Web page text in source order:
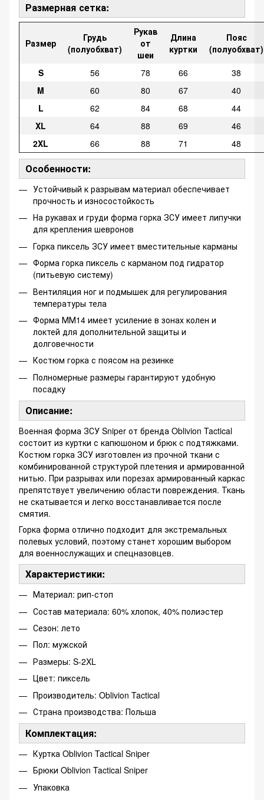
Размерная сетка:
Размер
Грудь
(полуобхват)
Рукав
от
шеи
Длина
куртки
Пояс
(полуобхват)
S
56 78 66
38
M
60 80 67
40
L
62 84 68
44
XL
64 88 69
46
2XL
66 88 71 48
Особенности:
Устойчивый к разрывам материал обеспечивает
прочность и износостойкость
На рукавах и груди форма горка ЗСУ имеет липучки
для крепления шевронов
Горка пиксель ЗСУ имеет вместительные карманы
Форма горка пиксель с карманом под гидратор
(питьевую систему)
Вентиляция ног и подмышек для регулирования
температуры тела
Форма ММ14 имеет усиление в зонах колен и
локтей для дополнительной защиты и
долговечности
Костюм горка с поясом на резинке
Полномерные размеры гарантируют удобную
посадку
Описание:
Военная форма ЗСУ Sniper от бренда Oblivion Tactical
состоит из куртки с капюшоном и брюк с подтяжками.
Костюм горка ЗСУ изготовлен из прочной ткани с
комбинированной структурой плетения и армированной
нитью. При разрывах или порезах армированный каркас
препятствует увеличению области повреждения. Ткань
не скатывается и легко восстанавливается после
смятия.
Горка форма отлично подходит для экстремальных
полевых условий, поэтому станет хорошим выбором
для военнослужащих и спецназовцев.
Характеристики:
Материал: рип-стоп
Состав материала: 60% хлопок, 40% полиэстер
Сезон: лето
Пол: мужской
Размеры: S-2XL
Цвет: пиксель
Производитель: Oblivion Tactical
Страна производства: Польша
Комплектация:
Куртка Oblivion Tactical Sniper
Брюки Oblivion Tactical Sniper
Упаковка